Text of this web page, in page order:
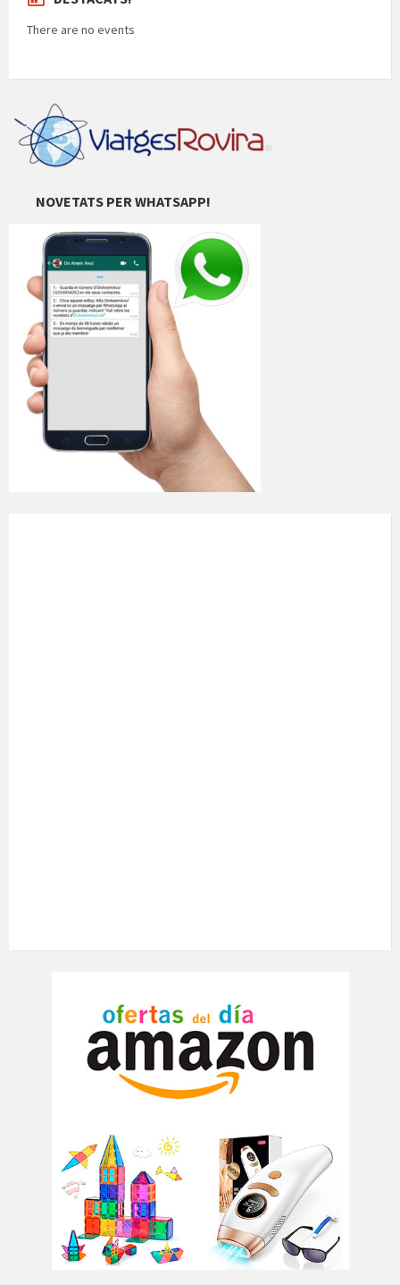
There are no events
NOVETATS PER WHATSAPP!